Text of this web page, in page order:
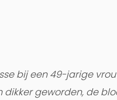
bij een 49-jarige
geworden, de